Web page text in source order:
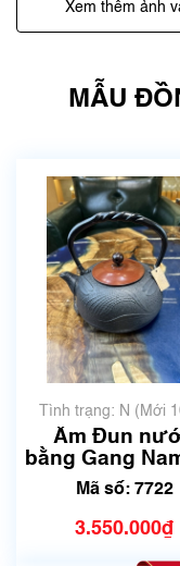
Xem thêm ảnh
MẪU
Tình trạng: N (Mới
chưa qua sử
Ấm Đun
bằng Gang
Dung tích 1.2L | Mã
Mã số: 7722
3.550.000₫